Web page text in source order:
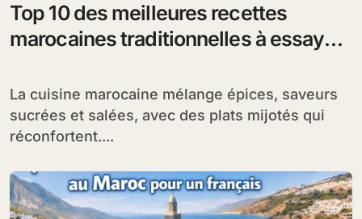
Top 10 des meilleures recettes
marocaines traditionnelles à essayer
La cuisine marocaine mélange épices, saveurs
sucrées et salées, avec des plats mijotés qui
réconfortent....